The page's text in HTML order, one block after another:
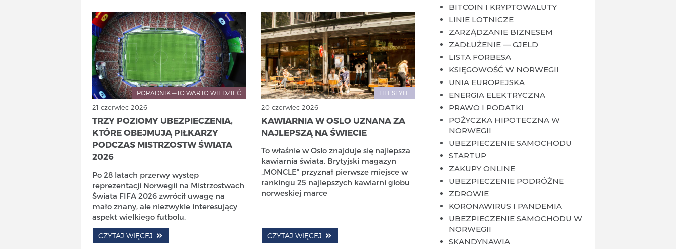
PORADNIK —TO WARTO WIEDZIEĆ
21 czerwiec 2026
TRZY POZIOMY UBEZPIECZENIA,
KTÓRE OBEJMUJĄ PIŁKARZY
PODCZAS MISTRZOSTW ŚWIATA
2026
Po 28 latach przerwy występ
reprezentacji Norwegii na Mistrzostwach
Świata FIFA 2026 zwrócił uwagę na
mało znany, ale niezwykle interesujący
aspekt wielkiego futbolu.
CZYTAJ WIĘCEJ
LIFESTYLE
20 czerwiec 2026
KAWIARNIA W OSLO UZNANA ZA
NAJLEPSZĄ NA ŚWIECIE
To właśnie w Oslo znajduje się najlepsza
kawiarnia świata. Brytyjski magazyn
„MONCLE” przyznał pierwsze miejsce w
rankingu 25 najlepszych kawiarni globu
norweskiej marce
CZYTAJ WIĘCEJ
BITCOIN I KRYPTOWALUTY
LINIE LOTNICZE
ZARZĄDZANIE BIZNESEM
ZADŁUŻENIE — GJELD
LISTA FORBESA
KSIĘGOWOŚĆ W NORWEGII
UNIA EUROPEJSKA
ENERGIA ELEKTRYCZNA
PRAWO I PODATKI
POŻYCZKA HIPOTECZNA W
NORWEGII
UBEZPIECZENIE SAMOCHODU
STARTUP
ZAKUPY ONLINE
UBEZPIECZENIE PODRÓŻNE
ZDROWIE
KORONAWIRUS I PANDEMIA
UBEZPIECZENIE SAMOCHODU W
NORWEGII
SKANDYNAWIA